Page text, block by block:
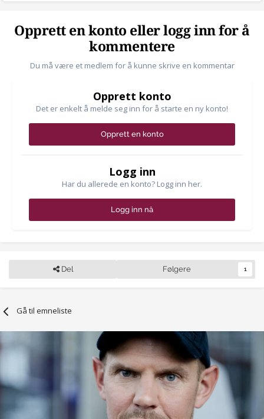
Opprett en konto eller logg inn for å
kommentere
Du må være et medlem for å kunne skrive en kommentar
Opprett konto
Det er enkelt å melde seg inn for å starte en ny konto!
Opprett en konto
Logg inn
Har du allerede en konto? Logg inn her.
Logg inn nå
Del Følgere 1
Gå til emneliste